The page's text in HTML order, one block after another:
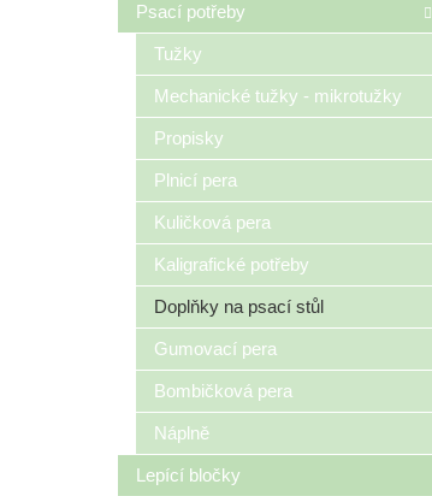
Psací potřeby
Tužky
Mechanické tužky - mikrotužky
Propisky
Plnicí pera
Kuličková pera
Kaligrafické potřeby
Doplňky na psací stůl
Gumovací pera
Bombičková pera
Náplně
Lepící bločky